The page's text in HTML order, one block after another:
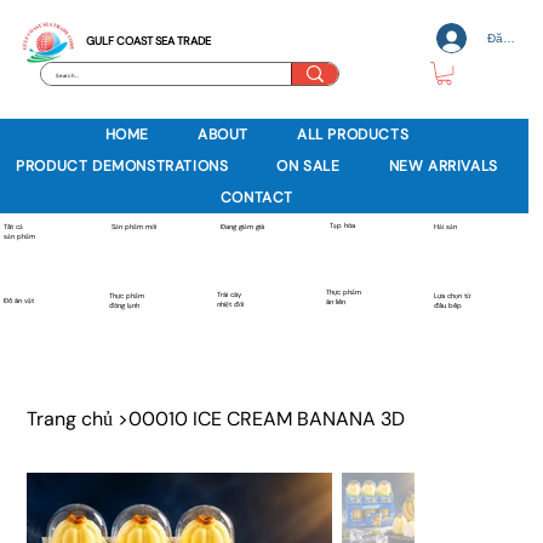
GULF COAST SEA TRADE Đăng
HOME ABOUT
ALL PRODUCTS
PRODUCT DEMONSTRATIONS
ON SALE
NEW ARRIVALS
CONTACT
Tất cả
sản phẩm
Sản phẩm mới Đang giảm giá Tạp hóa Hải sản
Đồ ăn vặt
Thực phẩm
đông lạnh
Trái cây
nhiệt đới
Thực phẩm
ăn liền
Lựa chọn từ
đầu bếp
Trang chủ >00010 ICE CREAM BANANA 3D